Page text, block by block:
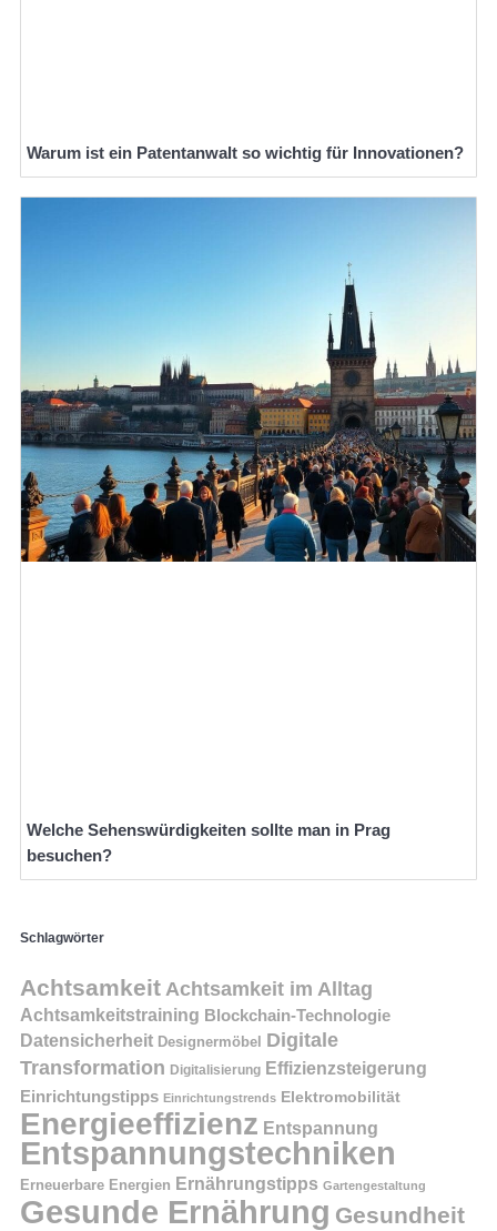
Warum ist ein Patentanwalt so wichtig für Innovationen?
Welche Sehenswürdigkeiten sollte man in Prag
besuchen?
Schlagwörter
Achtsamkeit Achtsamkeit im Alltag
Achtsamkeitstraining Blockchain-Technologie
Datensicherheit Designermöbel
Digitale
Transformation Digitalisierung Effizienzsteigerung
Einrichtungstipps Einrichtungstrends Elektromobilität
Energieeffizienz Entspannung
Entspannungstechniken
Erneuerbare Energien Ernährungstipps Gartengestaltung
Gesunde Ernährung Gesundheit